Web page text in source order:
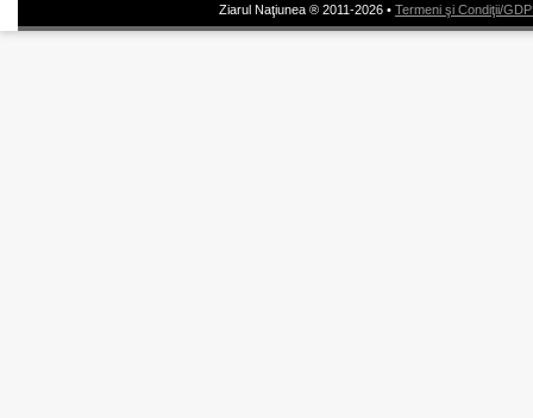
Ziarul Naţiunea ® 2011-2026 • Termeni şi Condiţii/